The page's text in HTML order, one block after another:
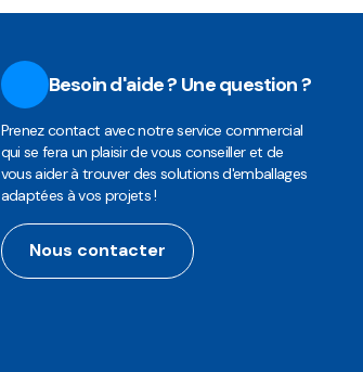
Besoin d'aide ? Une question ?
Prenez contact avec notre service commercial
qui se fera un plaisir de vous conseiller et de
vous aider à trouver des solutions d'emballages
adaptées à vos projets !
Nous contacter